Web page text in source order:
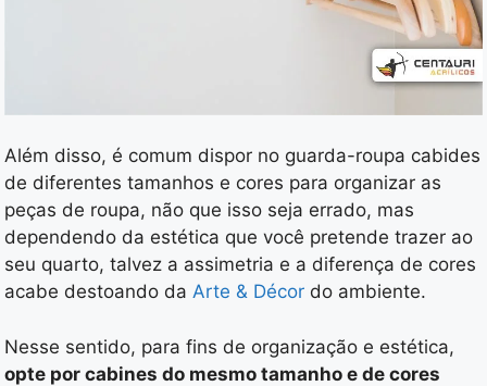
Além disso, é comum dispor no guarda-roupa cabides
de diferentes tamanhos e cores para organizar as
peças de roupa, não que isso seja errado, mas
dependendo da estética que você pretende trazer ao
seu quarto, talvez a assimetria e a diferença de cores
acabe destoando da Arte & Décor do ambiente.
Nesse sentido, para fins de organização e estética,
opte por cabines do mesmo tamanho e de cores